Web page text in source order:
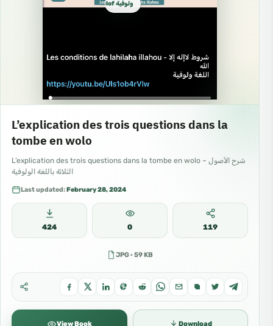
ولوفية Wolof
L’explication des trois questions dans la
tombe en wolo
L’explication des trois questions dans la tombe en wolo – شرح الأصول
الثلاثة باللغة الولوفية
Last updated:February 28, 2024
424 0 119
JPG · 59 KB
View Book Download